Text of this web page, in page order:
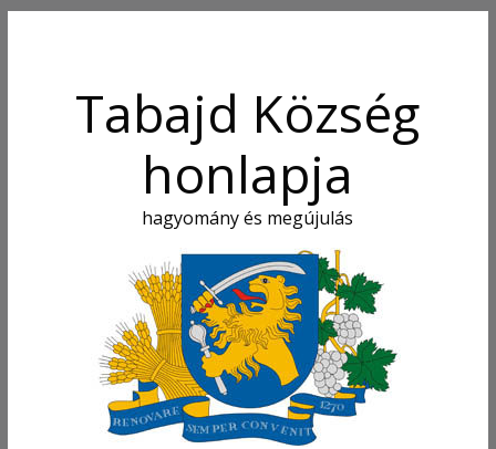
Tabajd Község
honlapja
hagyomány és megújulás